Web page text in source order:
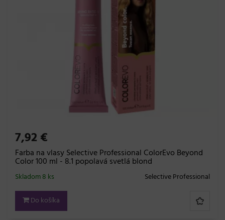
7,92 €
Farba na vlasy Selective Professional ColorEvo Beyond
Color 100 ml - 8.1 popolavá svetlá blond
Selective Professional
Skladom 8 ks
Do košíka